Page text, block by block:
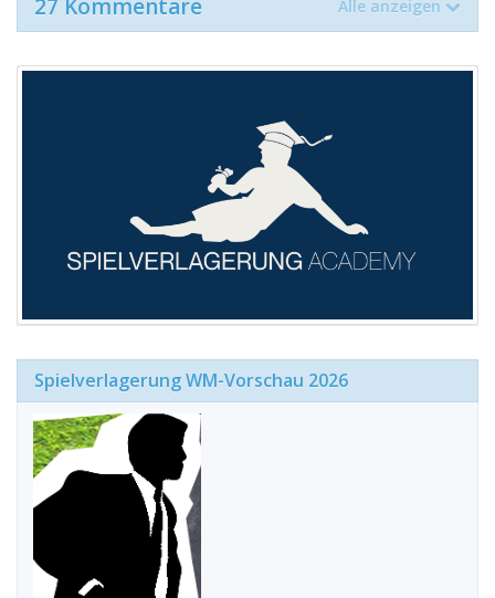
27 Kommentare Alle anzeigen
Spielverlagerung WM-Vorschau 2026